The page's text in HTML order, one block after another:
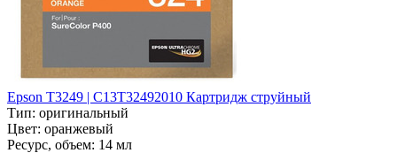
Epson T3249 | C13T32492010 Картридж струйный
Тип: оригинальный
Цвет: оранжевый
Ресурс, объем: 14 мл